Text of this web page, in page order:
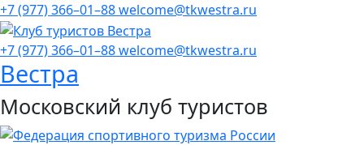
+7 (977) 366–01–88welcome@tkwestra.ru
+7 (977) 366–01–88welcome@tkwestra.ru
Вестра
Московский клуб туристов